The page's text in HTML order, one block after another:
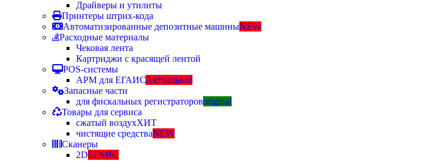
Драйверы и утилиты
Принтеры штрих-кода
Автоматизированные депозитные машиныNEW
Расходные материалы
Чековая лента
Картриджи с красящей лентой
POS-системы
АРМ для ЕГАИСАктуально!
Запасные части
для фискальных регистраторовoriginal
Товары для сервиса
сжатый воздухХИТ
чистящие средстваNEW
Сканеры
2DЕГАИС